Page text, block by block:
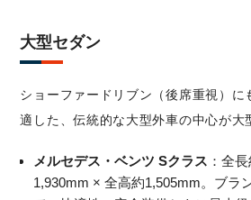
大型セダン
ショーファードリブン（後席重視）に
適した、伝統的な大型外車の中心が大
メルセデス・ベンツ Sクラス ：全
1,930mm × 全高約1,505mm。ブラ